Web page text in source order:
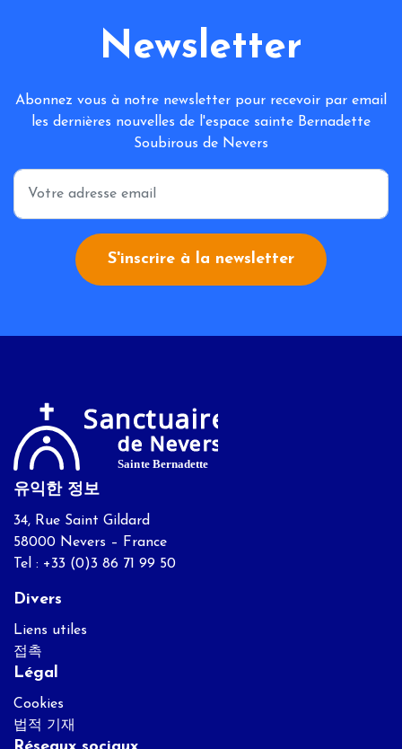
Newsletter
Abonnez vous à notre newsletter pour recevoir par email
les dernières nouvelles de l'espace sainte Bernadette
Soubirous de Nevers
*
S'inscrire à la newsletter
유익한 정보
34, Rue Saint Gildard
58000 Nevers – France
Tel : +33 (0)3 86 71 99 50
Divers
Liens utiles
접촉
Légal
Cookies
법적 기재